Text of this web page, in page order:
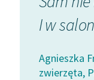
I w
Agnieszka
zwierzęta,